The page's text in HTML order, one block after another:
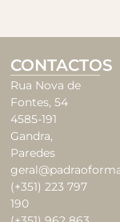
CONTACTOS
Rua Nova de
Fontes, 54
4585-191
Gandra,
Paredes
(+351) 223 797
190